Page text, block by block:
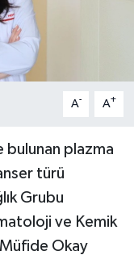
A- A+
bulunan plazma
türü
Grubu
ve Kemik
Okay